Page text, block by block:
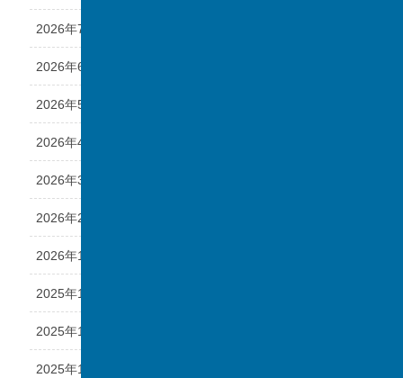
2026年7月
2026年6月
2026年5月
2026年4月
2026年3月
2026年2月
2026年1月
2025年12月
2025年11月
2025年10月